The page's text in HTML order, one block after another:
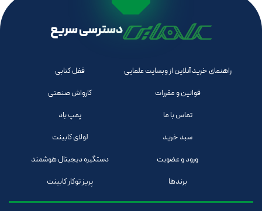
دسترسی سریع
راهنمای خرید آنلاین از وبسایت علمایی
قوانین و مقررات
تماس با ما
سبد خرید
ورود و عضویت
برندها
قفل کتابی
کارواش صنعتی
پمپ باد
لولای کابینت
دستگیره دیجیتال هوشمند
پریز توکار کابینت